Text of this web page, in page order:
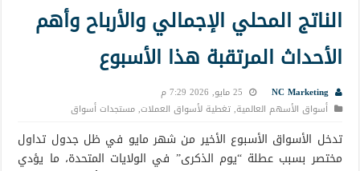
الناتج المحلي الإجمالي والأرباح وأهم
الأحداث المرتقبة هذا الأسبوع
NC Marketing
25 مايو, 2026 7:29 م
أسواق الأسهم العالمية,تغطية لأسواق العملات,مستجدات أسواق
تدخل الأسواق الأسبوع الأخير من شهر مايو في ظل جدول تداول
مختصر بسبب عطلة “يوم الذكرى” في الولايات المتحدة، ما يؤدي